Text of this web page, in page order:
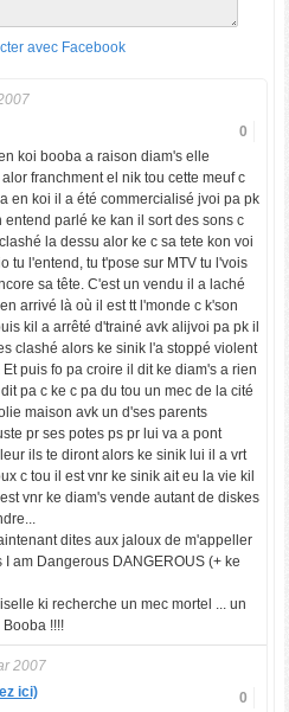
avec Facebook
0
koi booba a raison diam's elle
franchment el nik tou cette meuf c
en koi il a été commercialisé jvoi pa pk
entend parlé ke kan il sort des sons c
la dessu alor ke c sa tete kon voi
tu l'entend, tu t'pose sur MTV tu l'vois
sa tête. C'est un vendu il a laché
arrivé là où il est tt l'monde c k'son
kil a arrêté d'trainé avk alijvoi pa pk il
clashé alors ke sinik l'a stoppé violent
puis fo pa croire il dit ke diam's a rien
pa c ke c pa du tou un mec de la cité
maison avk un d'ses parents
pr ses potes ps pr lui va a pont
ils te diront alors ke sinik lui il a vrt
c tou il est vnr ke sinik ait eu la vie kil
vnr ke diam's vende autant de diskes
dites aux jaloux de m'appeller
I am Dangerous DANGEROUS (+ ke
ki recherche un mec mortel ... un
!!!!
2007
0
ici)